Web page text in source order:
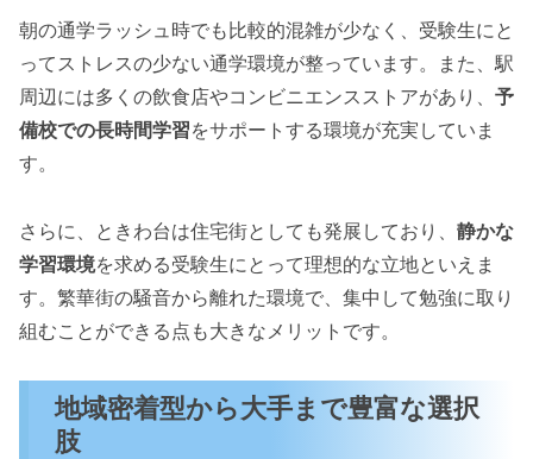
朝の通学ラッシュ時でも比較的混雑が少なく、受験生にと
ってストレスの少ない通学環境が整っています。また、駅
周辺には多くの飲食店やコンビニエンスストアがあり、 予
備校での長時間学習をサポートする環境が充実していま
す。
さらに、ときわ台は住宅街としても発展しており、 静かな
学習環境を求める受験生にとって理想的な立地といえま
す。繁華街の騒音から離れた環境で、集中して勉強に取り
組むことができる点も大きなメリットです。
地域密着型から大手まで豊富な選択
肢